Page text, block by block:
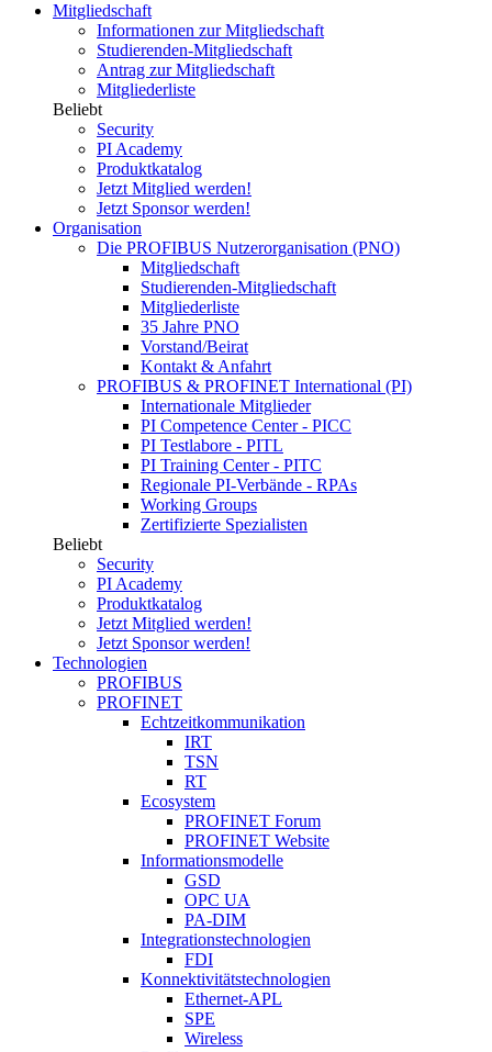
Mitgliedschaft
Informationen zur Mitgliedschaft
Studierenden-Mitgliedschaft
Antrag zur Mitgliedschaft
Mitgliederliste
Beliebt
Security
PI Academy
Produktkatalog
Jetzt Mitglied werden!
Jetzt Sponsor werden!
Organisation
Die PROFIBUS Nutzerorganisation (PNO)
Mitgliedschaft
Studierenden-Mitgliedschaft
Mitgliederliste
35 Jahre PNO
Vorstand/Beirat
Kontakt & Anfahrt
PROFIBUS & PROFINET International (PI)
Internationale Mitglieder
PI Competence Center - PICC
PI Testlabore - PITL
PI Training Center - PITC
Regionale PI-Verbände - RPAs
Working Groups
Zertifizierte Spezialisten
Beliebt
Security
PI Academy
Produktkatalog
Jetzt Mitglied werden!
Jetzt Sponsor werden!
Technologien
PROFIBUS
PROFINET
Echtzeitkommunikation
IRT
TSN
RT
Ecosystem
PROFINET Forum
PROFINET Website
Informationsmodelle
GSD
OPC UA
PA-DIM
Integrationstechnologien
FDI
Konnektivitätstechnologien
Ethernet-APL
SPE
Wireless